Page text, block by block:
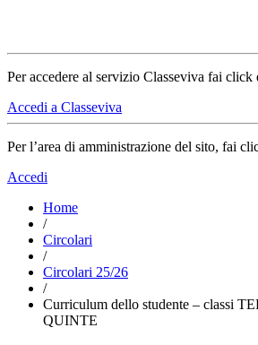
Per accedere al servizio Classeviva fai click
Accedi a Classeviva
Per l’area di amministrazione del sito, fai
Accedi
Home
/
Circolari
/
Circolari 25/26
/
Curriculum dello studente – classi
QUINTE